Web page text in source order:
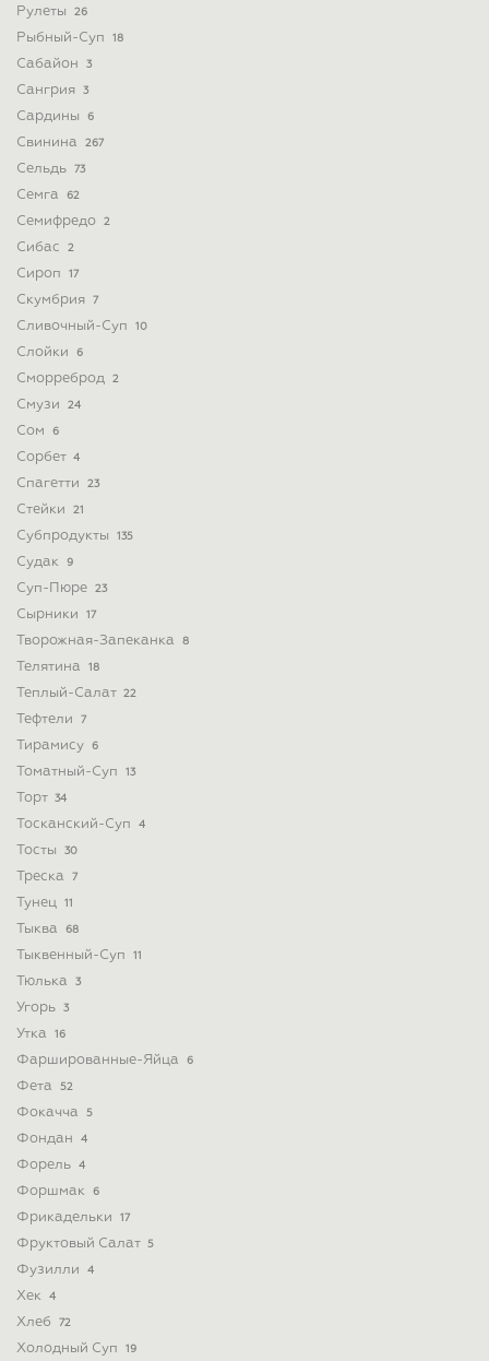
Рулеты 26
Рыбный-Суп 18
Сабайон 3
Сангрия 3
Сардины 6
Свинина 267
Сельдь 73
Семга 62
Семифредо 2
Сибас 2
Сироп 17
Скумбрия 7
Сливочный-Суп 10
Слойки 6
Сморреброд 2
Смузи 24
Сом 6
Сорбет 4
Спагетти 23
Стейки 21
Субпродукты 135
Судак 9
Суп-Пюре 23
Сырники 17
Творожная-Запеканка 8
Телятина 18
Теплый-Салат 22
Тефтели 7
Тирамису 6
Томатный-Суп 13
Торт 34
Тосканский-Суп 4
Тосты 30
Треска 7
Тунец 11
Тыква 68
Тыквенный-Суп 11
Тюлька 3
Угорь 3
Утка 16
Фаршированные-Яйца 6
Фета 52
Фокачча 5
Фондан 4
Форель 4
Форшмак 6
Фрикадельки 17
Фруктовый Салат 5
Фузилли 4
Хек 4
Хлеб 72
Холодный Суп 19